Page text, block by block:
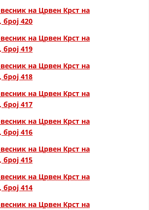
на Црвен Крст на
420
на Црвен Крст на
419
на Црвен Крст на
418
на Црвен Крст на
417
на Црвен Крст на
416
на Црвен Крст на
415
на Црвен Крст на
414
на Црвен Крст на